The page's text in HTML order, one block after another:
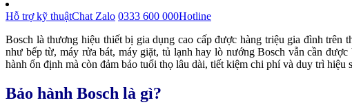
Hỗ trợ kỹ thuậtChat Zalo 0333 600 000Hotline
Bosch là thương hiệu thiết bị gia dụng cao cấp được hàng triệu gia đình
như bếp từ, máy rửa bát, máy giặt, tủ lạnh hay lò nướng Bosch vẫn cần
hành ổn định mà còn đảm bảo tuổi thọ lâu dài, tiết kiệm chi phí và duy trì hiệu
Bảo hành Bosch là gì?